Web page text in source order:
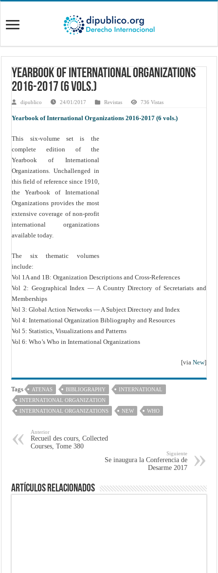
Yearbook of International Organizations
2016-2017 (6 vols.)
dipublico 24/01/2017 Revistas 736 Vistas
Yearbook of International Organizations 2016-2017 (6 vols.)
This six-volume set is the
complete edition of the
Yearbook of International
Organizations. Unchallenged in
this field of reference since 1910,
the Yearbook of International
Organizations provides the most
extensive coverage of non-profit
international organizations
available today.
The six thematic volumes
include:
Vol 1A and 1B: Organization Descriptions and Cross-References
Vol 2: Geographical Index — A Country Directory of Secretariats and
Memberships
Vol 3: Global Action Networks — A Subject Directory and Index
Vol 4: International Organization Bibliography and Resources
Vol 5: Statistics, Visualizations and Patterns
Vol 6: Who’s Who in International Organizations
[via New]
Tags ATENAS BIBLIOGRAPHY
INTERNATIONAL
INTERNATIONAL ORGANIZATION
INTERNATIONAL ORGANIZATIONS
NEW WHO
Anterior
Recueil des cours, Collected
Courses, Tome 380
Siguiente
Se inaugura la Conferencia de
Desarme 2017
Artículos Relacionados